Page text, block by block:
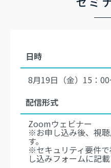
日時
8月19日（金）15：
配信形式
Zoomウェビナー
※お申し込み後、視
す。
※セキュリティ要件
し込みフォームに記載